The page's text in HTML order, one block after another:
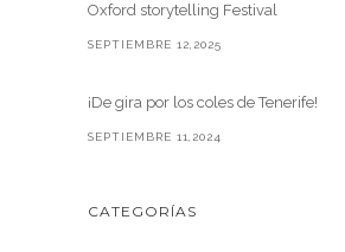
Oxford storytelling Festival
SEPTIEMBRE 12,2025
¡De gira por los coles de Tenerife!
SEPTIEMBRE 11,2024
CATEGORÍAS